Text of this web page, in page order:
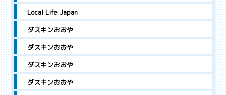
Local Life Japan
ダスキンおおや
ダスキンおおや
ダスキンおおや
ダスキンおおや